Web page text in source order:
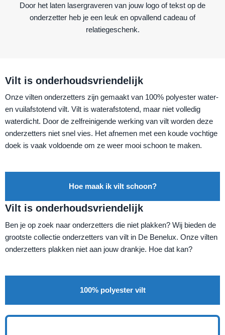
Door het laten lasergraveren van jouw logo of tekst op de
onderzetter heb je een leuk en opvallend cadeau of
relatiegeschenk.
Vilt is onderhoudsvriendelijk
Onze vilten onderzetters zijn gemaakt van 100% polyester water-
en vuilafstotend vilt. Vilt is waterafstotend, maar niet volledig
waterdicht. Door de zelfreinigende werking van vilt worden deze
onderzetters niet snel vies. Het afnemen met een koude vochtige
doek is vaak voldoende om ze weer mooi schoon te maken.
Hoe maak ik vilt schoon?
Vilt is onderhoudsvriendelijk
Ben je op zoek naar onderzetters die niet plakken? Wij bieden de
grootste collectie onderzetters van vilt in De Benelux. Onze vilten
onderzetters plakken niet aan jouw drankje. Hoe dat kan?
100% polyester vilt